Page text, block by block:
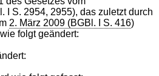
I S. 2954, 2955), das zuletzt durch
2. März 2009 (BGBl. I S. 416)
folgt geändert: